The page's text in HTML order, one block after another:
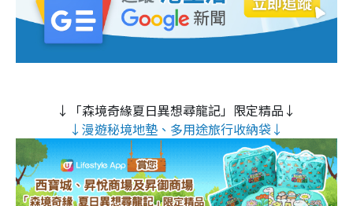
↓「森境奇緣夏日異想尋龍記」限定精品↓
↓漫遊秘境地墊、多用途旅行收納袋↓